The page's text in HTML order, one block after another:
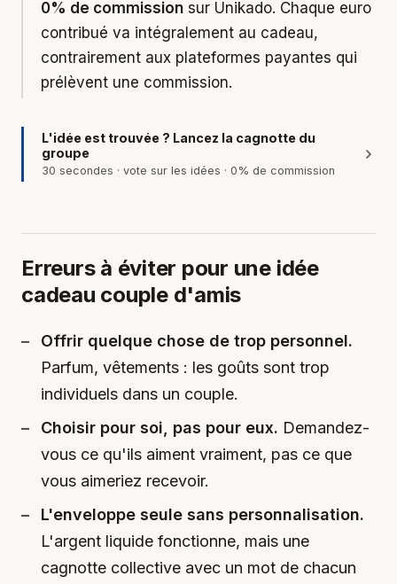
0% de commission sur Unikado. Chaque euro
contribué va intégralement au cadeau,
contrairement aux plateformes payantes qui
prélèvent une commission.
L'idée est trouvée ? Lancez la cagnotte du
groupe
30 secondes · vote sur les idées · 0% de commission
Erreurs à éviter pour une idée
cadeau couple d'amis
Offrir quelque chose de trop personnel.
Parfum, vêtements : les goûts sont trop
individuels dans un couple.
Choisir pour soi, pas pour eux. Demandez-
vous ce qu'ils aiment vraiment, pas ce que
vous aimeriez recevoir.
L'enveloppe seule sans personnalisation.
L'argent liquide fonctionne, mais une
cagnotte collective avec un mot de chacun